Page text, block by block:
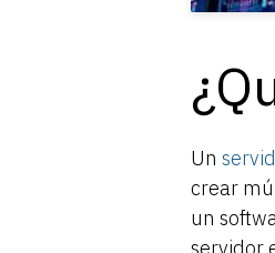
Un
crear
un
servidor